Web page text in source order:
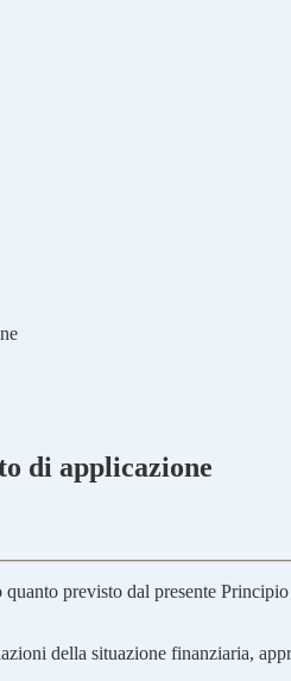
di applicazione
previsto dal presente
della situazione finanziaria,